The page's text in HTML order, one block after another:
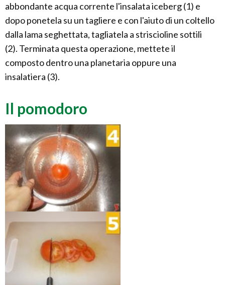
abbondante acqua corrente l'insalata iceberg (1) e
dopo ponetela su un tagliere e con l'aiuto di un coltello
dalla lama seghettata, tagliatela a striscioline sottili
(2). Terminata questa operazione, mettete il
composto dentro una planetaria oppure una
insalatiera (3).
Il pomodoro